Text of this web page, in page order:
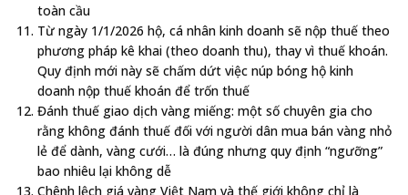
toàn cầu
Từ ngày 1/1/2026 hộ, cá nhân kinh doanh sẽ nộp thuế theo
phương pháp kê khai (theo doanh thu), thay vì thuế khoán.
Quy định mới này sẽ chấm dứt việc núp bóng hộ kinh
doanh nộp thuế khoán để trốn thuế
Đánh thuế giao dịch vàng miếng: một số chuyên gia cho
rằng không đánh thuế đối với người dân mua bán vàng nhỏ
lẻ để dành, vàng cưới… là đúng nhưng quy định “ngưỡng”
bao nhiêu lại không dễ
Chênh lệch giá vàng Việt Nam và thế giới không chỉ là